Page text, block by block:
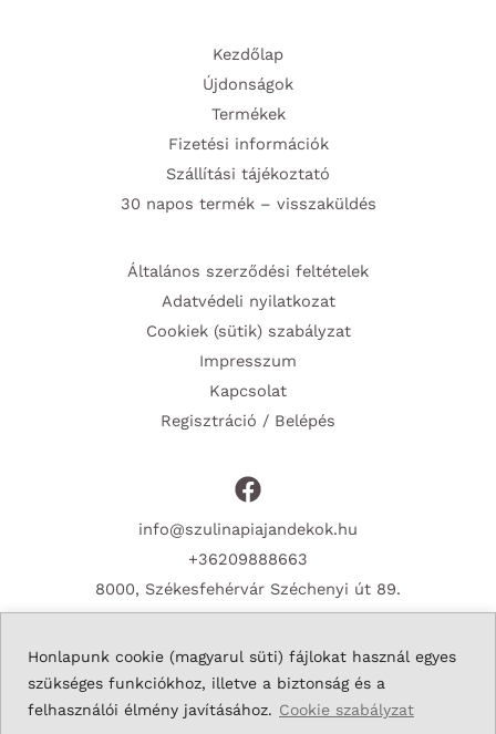
Honlapunk cookie (magyarul süti) fájlokat használ egyes
szükséges funkciókhoz, illetve a biztonság és a
felhasználói élmény javításához. Cookie szabályzat
Kezdőlap
Újdonságok
Termékek
Fizetési információk
Szállítási tájékoztató
30 napos termék – visszaküldés
Általános szerződési feltételek
Adatvédeli nyilatkozat
Cookiek (sütik) szabályzat
Impresszum
Kapcsolat
Regisztráció / Belépés
info@szulinapiajandekok.hu
+36209888663
8000, Székesfehérvár Széchenyi út 89.